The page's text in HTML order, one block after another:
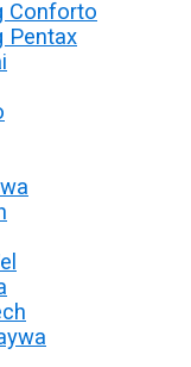
Conforto
Pentax